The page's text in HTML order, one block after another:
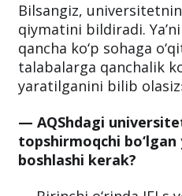
Bilsangiz,
qiymatini bildiradi.
qancha ko‘p sohaga
talabalarga qanchalik
yaratilganini bilib
— AQShdagi
topshirmoqchi
boshlashi kerak?